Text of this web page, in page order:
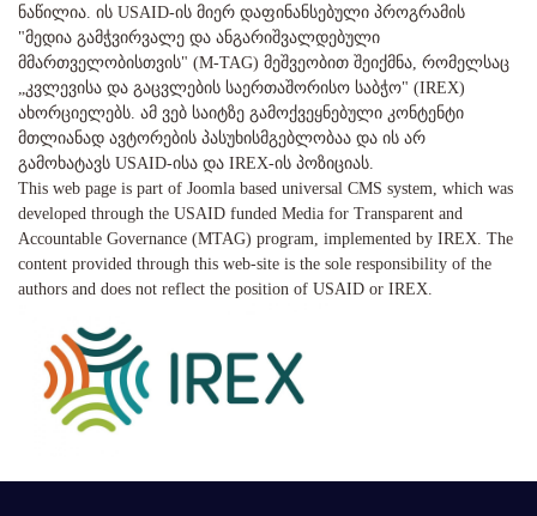
ნაწილია. ის USAID-ის მიერ დაფინანსებული პროგრამის
"მედია გამჭვირვალე და ანგარიშვალდებული
მმართველობისთვის" (M-TAG) მეშვეობით შეიქმნა, რომელსაც
„კვლევისა და გაცვლების საერთაშორისო საბჭო" (IREX)
ახორციელებს. ამ ვებ საიტზე გამოქვეყნებული კონტენტი
მთლიანად ავტორების პასუხისმგებლობაა და ის არ
გამოხატავს USAID-ისა და IREX-ის პოზიციას.
This web page is part of Joomla based universal CMS system, which was
developed through the USAID funded Media for Transparent and
Accountable Governance (MTAG) program, implemented by IREX. The
content provided through this web-site is the sole responsibility of the
authors and does not reflect the position of USAID or IREX.